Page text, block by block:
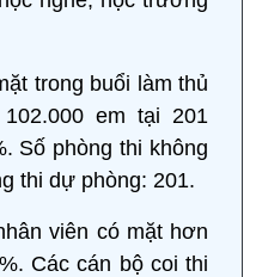
trong buổi làm thủ
em tại 201
Số phòng thi không
thi dự phòng: 201.
viên có mặt hơn
Các cán bộ coi thi